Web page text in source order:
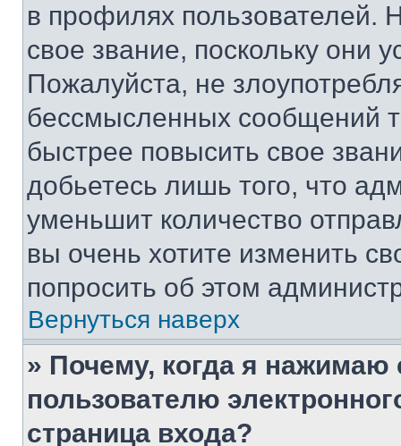
в профилях
свое звание, поскольку они
Пожалуйста, не
бессмысленных сообщений
быстрее повысить свое
добьетесь лишь того, что
уменьшит количество
вы очень хотите изменить
попросить об этом
Вернуться наверх
» Почему, когда я нажимаю
пользователю
страница входа?